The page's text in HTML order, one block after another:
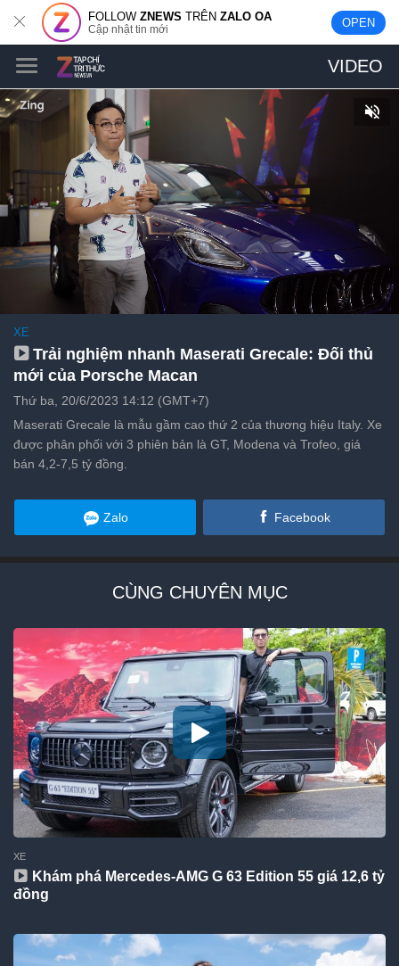
FOLLOWZNEWS TRÊNZALO OA
Cập nhật tin mới OPEN
VIDEO
XE
Trải nghiệm nhanh Maserati Grecale: Đối thủ
mới của Porsche Macan
Thứ ba, 20/6/2023 14:12 (GMT+7)
Maserati Grecale là mẫu gầm cao thứ 2 của thương hiệu Italy. Xe
được phân phối với 3 phiên bản là GT, Modena và Trofeo, giá
bán 4,2-7,5 tỷ đồng.
Zalo Facebook
XE
Khám phá Mercedes-AMG G 63 Edition 55 giá 12,6 tỷ
đồng